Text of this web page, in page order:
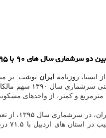
۲۶.۷ درصد در كل كشور در سال ۱۳۹۰ به ۳۰.۷ درصد در سال ۱۳۹۵ افزایش یافته است.
ایسنا، روزنامه ایران نوشت: بر